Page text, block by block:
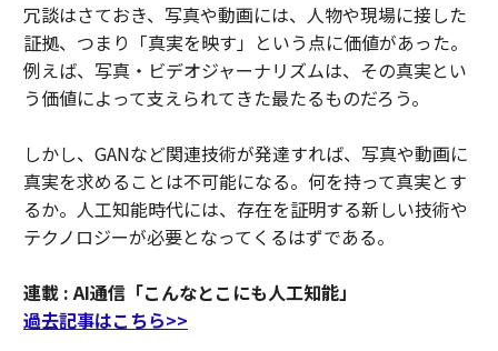
冗談はさておき、写真や動画には、人物や現場に接した
証拠、つまり「真実を映す」という点に価値があった。
例えば、写真・ビデオジャーナリズムは、その真実とい
う価値によって支えられてきた最たるものだろう。
しかし、GANなど関連技術が発達すれば、写真や動画に
真実を求めることは不可能になる。何を持って真実とす
るか。人工知能時代には、存在を証明する新しい技術や
テクノロジーが必要となってくるはずである。
連載 : AI通信「こんなとこにも人工知能」
過去記事はこちら>>